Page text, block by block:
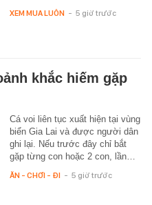
XEM MUA LUÔN - 5 giờ trước
khắc hiếm gặp
Cá voi liên tục xuất hiện tại vùng
biển Gia Lai và được người dân
ghi lại. Nếu trước đây chỉ bắt
gặp từng con hoặc 2 con, lần…
ĂN - CHƠI - ĐI - 5 giờ trước